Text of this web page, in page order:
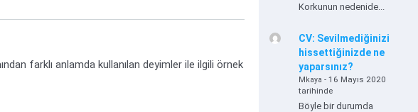
farklı anlamda kullanılan deyimler ile ilgili örnek
Korkunun nedenide...
CV: Sevilmediğinizi
hissettiğinizde ne
yaparsınız?
Mkaya - 16 Mayıs 2020
tarihinde
Böyle bir durumda